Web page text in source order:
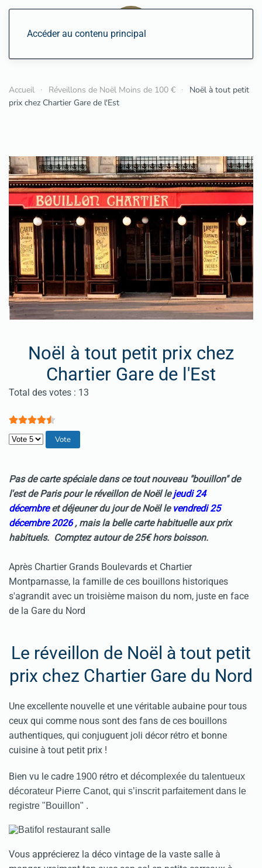
Accéder au contenu principal
Accueil Réveillons de Noël Moins de 100 €
Noël à tout petit
prix chez Chartier Gare de l'Est
Noël à tout petit prix chez
Chartier Gare de l'Est
Vote utilisateur:4.5/
Total des votes : 13
Veuillez voter
Pas de carte spéciale dans ce tout nouveau "bouillon" de
l'est de Paris pour le réveillon de Noël lejeudi 24
décembreet déjeuner du jour de Noël le vendredi 25
décembre 2026 , mais la belle carte habituelle aux prix
habituels. Comptez autour de 25€ hors boisson.
Après Chartier Grands Boulevards et Chartier
Montparnasse, la famille de ces bouillons historiques
s'agrandit avec un troisième maison du nom, juste en face
de la Gare du Nord
Le réveillon de Noël à tout petit
prix chez Chartier Gare du Nord
Une excellente nouvelle et une véritable aubaine pour tous
ceux qui comme nous sont des fans de ces bouillons
authentiques, qui conjuguent joli décor rétro et bonne
cuisine à tout petit prix !
Bien vu le cadre 1900 rétro et décomplexée du talentueux
décorateur Pierre Canot, qui s’inscrit parfaitement dans le
registre "Bouillon" .
Vous apprécierez la déco vintage de la vaste salle à